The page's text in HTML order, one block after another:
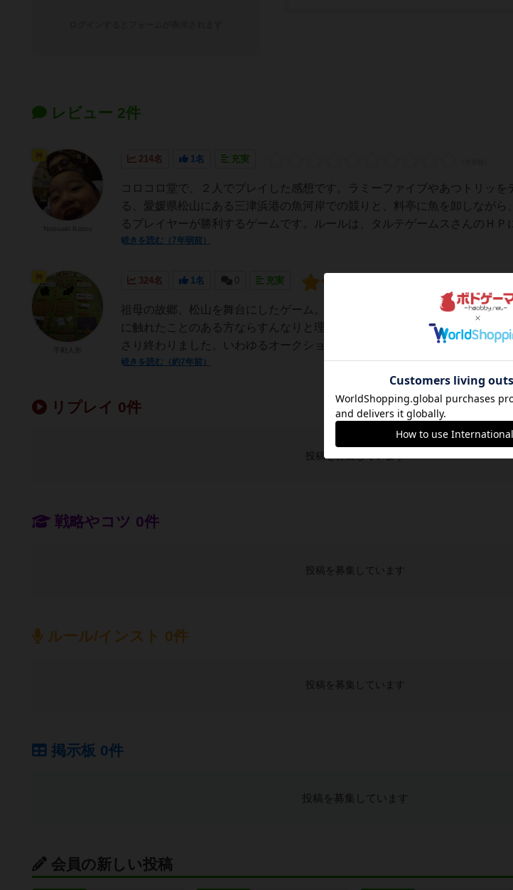
レビュー 2件
214名 1名 充実
コロコロ堂で、２人でプレイした感想です。ラミーファイブやあつトリッを
る、愛媛県松山にある三津浜港の魚河岸での競りと、料亭に魚を卸しなが
るプレイヤーが勝利するゲームです。ルールは、タルテゲームスさんのＨＰ
続きを読む（7年弱前）
324名 1名 0 充実
祖母の故郷、松山を舞台にしたゲーム。ダイスとカード、キューブのみの単
に触れたことのある方ならすんなりと理解できるルールということもあり、
さり終わりました。いわゆるオークションではありますが、「漁獲量を示す
続きを読む（約7年前）
リプレイ 0件
投稿を募集しています
戦略やコツ 0件
投稿を募集しています
ルール/インスト 0件
投稿を募集しています
掲示板 0件
投稿を募集しています
会員の新しい投稿